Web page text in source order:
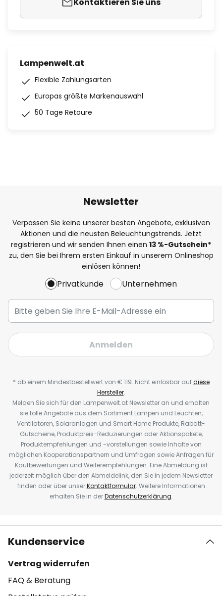
Lampenwelt.at
Flexible Zahlungsarten
Europas größte Markenauswahl
50 Tage Retoure
Newsletter
Verpassen Sie keine unserer besten Angebote, exklusiven
Aktionen und die neusten Beleuchtungstrends. Jetzt
registrieren und wir senden Ihnen einen 13 %-Gutschein*
zu, den Sie bei Ihrem ersten Einkauf in unserem Onlineshop
einlösen können!
Privatkunde Unternehmen
Anmelden
* ab einem Mindestbestellwert von € 119. Nicht einlösbar aufdiese
Hersteller.
Melden Sie sich für den Lampenwelt.at Newsletter an und erhalten
sie tolle Angebote aus dem Sortiment Lampen und Leuchten,
Ventilatoren, Solaranlagen und Smart Home Produkte, Rabatt-
Gutscheine, Produktpreis-Reduzierungen oder Aktionspakete,
Produktempfehlungen und -vorstellungen sowie Inhalte von
möglichen Kooperationspartnern und Umfragen sowie Anfragen für
Kaufbewertungen und Weiterempfehlungen. Eine Abmeldung ist
jederzeit möglich über den Abmeldelink, den Sie in jedem Newsletter
finden oder über unserKontaktformular. Weitere Informationen
erhalten Sie in derDatenschutzerklärung.
Kundenservice
Vertrag widerrufen
FAQ & Beratung